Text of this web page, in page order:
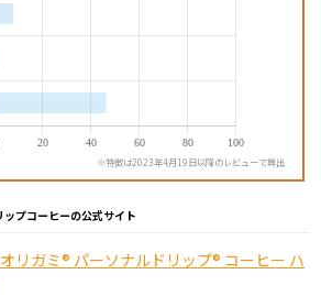
※特徴は2023年4月19日以降のレビューで算出
プコーヒーの公式サイト
リガミ® パーソナルドリップ® コーヒー ハ